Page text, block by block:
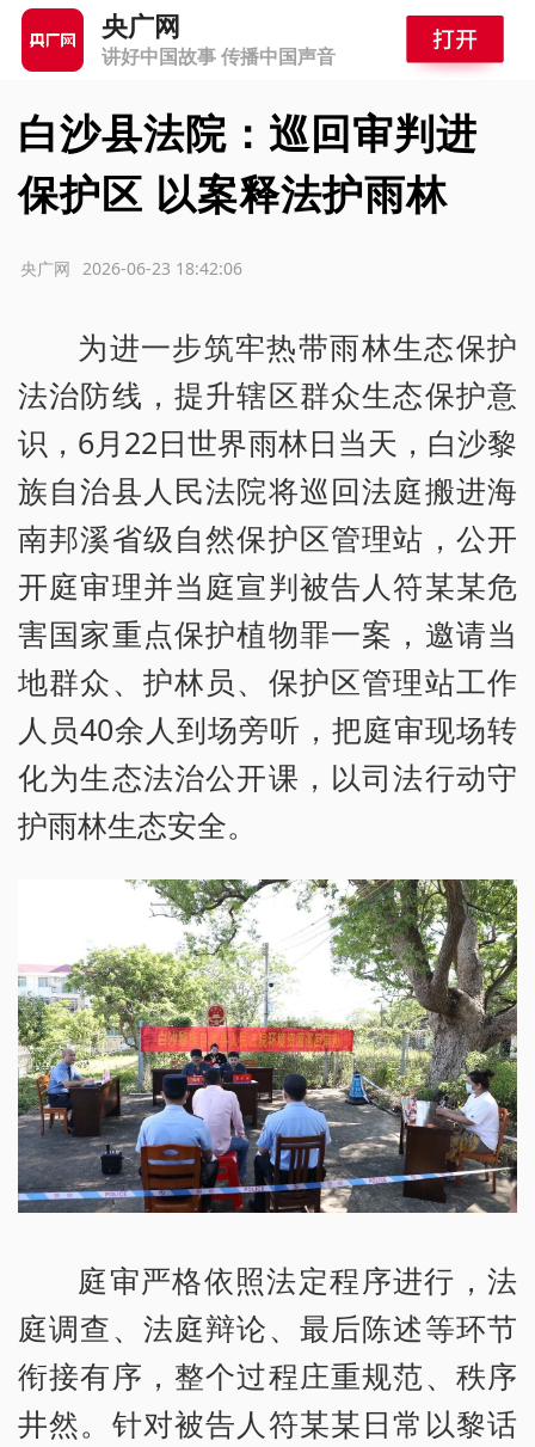
央广网
讲好中国故事 传播中国声音
白沙县法院：巡回审判进
保护区 以案释法护雨林
2026-06-23 18:42:06
央广网
为进一步筑牢热带雨林生态保护
法治防线，提升辖区群众生态保护意
识，6月22日世界雨林日当天，白沙黎
族自治县人民法院将巡回法庭搬进海
南邦溪省级自然保护区管理站，公开
开庭审理并当庭宣判被告人符某某危
害国家重点保护植物罪一案，邀请当
地群众、护林员、保护区管理站工作
人员40余人到场旁听，把庭审现场转
化为生态法治公开课，以司法行动守
护雨林生态安全。
庭审严格依照法定程序进行，法
庭调查、法庭辩论、最后陈述等环节
衔接有序，整个过程庄重规范、秩序
井然。针对被告人符某某日常以黎话